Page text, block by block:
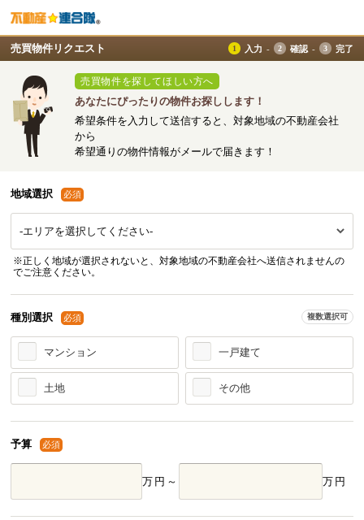
売買物件リクエスト 入力 確認 完了
売買物件を探してほしい方へ
あなたにぴったりの物件お探しします！
希望条件を入力して送信すると、対象地域の不動産会社
から
希望通りの物件情報がメールで届きます！
地域選択 必須
※正しく地域が選択されないと、対象地域の不動産会社へ送信されませんの
でご注意ください。
種別選択 必須 複数選択可
マンション 一戸建て
土地 その他
予算 必須
万円～ 万円